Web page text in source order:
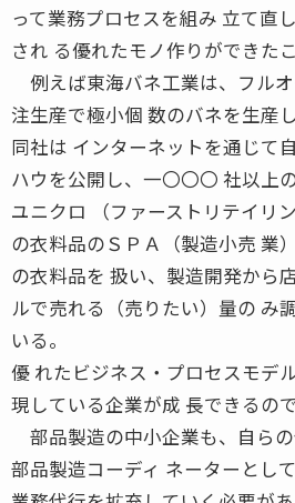
って業務プロセスを組み 立て直
され る優れたモノ作りができた
例えば東海バネ工業は、フル
注生産で極小個 数のバネを生産
同社は インターネットを通じて
ハウを公開し、一〇〇〇 社以上
ユニクロ （ファーストリテイリ
の衣料品のＳＰＡ（製造小売 業
の衣料品を 扱い、製造開発から
ルで売れる（売りたい）量の み
いる。
優 れたビジネス・プロセスモデ
現している企業が成 長できるので
部品製造の中小企業も、自ら
部品製造コーディ ネーターとし